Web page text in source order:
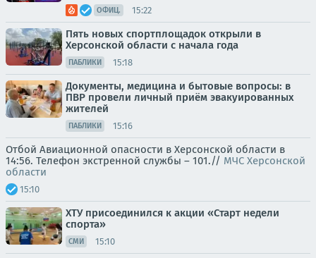
ОФИЦ. 15:22
Пять новых спортплощадок открыли в
Херсонской области с начала года
ПАБЛИКИ 15:18
Документы, медицина и бытовые вопросы: в
ПВР провели личный приём эвакуированных
жителей
ПАБЛИКИ 15:16
Отбой Авиационной опасности в Херсонской области в
14:56. Телефон экстренной службы – 101.// МЧС Херсонской
области
15:10
ХТУ присоединился к акции «Старт недели
спорта»
СМИ 15:10